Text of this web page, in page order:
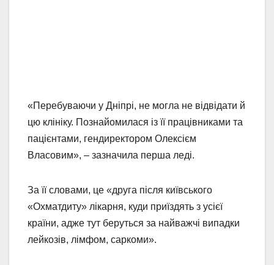
«Перебуваючи у Дніпрі, не могла не відвідати й
цю клініку. Познайомилася із її працівниками та
пацієнтами, гендиректором Олексієм
Власовим», – зазначила перша леді.
За її словами, це «друга після київського
«Охматдиту» лікарня, куди приїздять з усієї
країни, адже тут беруться за найважчі випадки
лейкозів, лімфом, саркоми».